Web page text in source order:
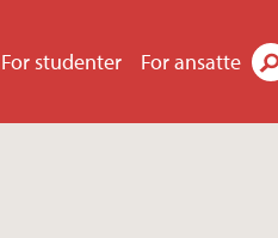
For studenter For ansatte